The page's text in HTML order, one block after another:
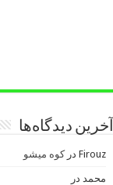
آخرین دیدگاه‌ها
Firouz درکوه میشو
محمد در